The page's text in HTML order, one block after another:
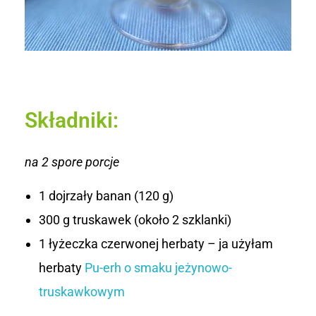
r
b
ą
Składniki:
na 2 spore porcje
1 dojrzały banan (120 g)
300 g truskawek (około 2 szklanki)
1 łyżeczka czerwonej herbaty – ja użyłam
herbaty Pu-erh o smaku jeżynowo-
truskawkowym